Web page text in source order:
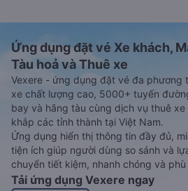
Ứng dụng đặt vé Xe khách,
Tàu hoả và Thuê xe
Vexere - ứng dụng đặt vé đa phương
xe chất lượng cao, 5000+ tuyến
bay và hãng tàu cùng dịch vụ thuê
khắp các tỉnh thành tại Việt Nam.
Ứng dụng hiển thị thông tin đầy đủ,
tiện ích giúp người dùng so sánh và
chuyển tiết kiệm, nhanh chóng và
Tải ứng dụng Vexere ngay